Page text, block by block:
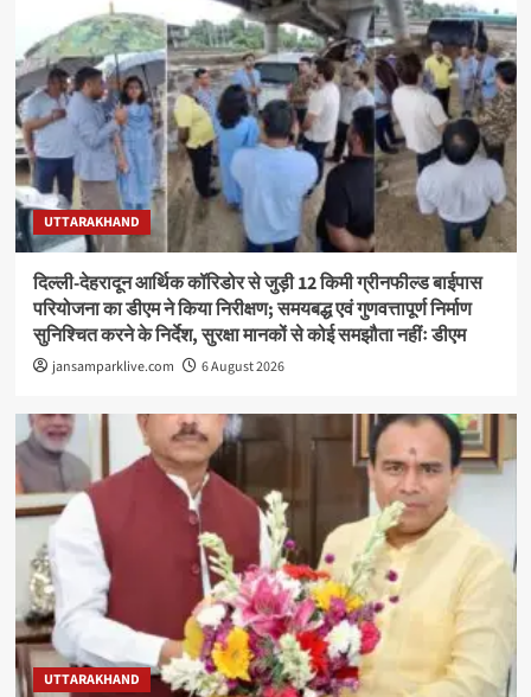
UTTARAKHAND
दिल्ली-देहरादून आर्थिक कॉरिडोर से जुड़ी 12 किमी ग्रीनफील्ड बाईपास
परियोजना का डीएम ने किया निरीक्षण; समयबद्ध एवं गुणवत्तापूर्ण निर्माण
सुनिश्चित करने के निर्देश, सुरक्षा मानकों से कोई समझौता नहींः डीएम
jansamparklive.com 6 August 2026
UTTARAKHAND